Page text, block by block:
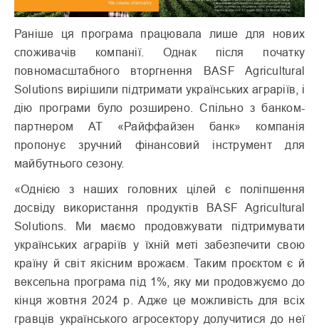
Раніше ця програма працювала лише для нових
споживачів компанії. Однак після початку
повномасштабного вторгнення BASF Agricultural
Solutions вирішили підтримати українських аграріїв, і
дію програми було розширено. Спільно з банком-
партнером АТ «Райффайзен банк» компанія
пропонує зручний фінансовий інструмент для
майбутнього сезону.
«Однією з наших головних цілей є поліпшення
досвіду використання продуктів BASF Agricultural
Solutions. Ми маємо продовжувати підтримувати
українських аграріїв у їхній меті забезпечити свою
країну й світ якісним врожаєм. Таким проєктом є й
вексельна програма під 1%, яку ми продовжуємо до
кінця жовтня 2024 р. Адже це можливість для всіх
гравців українського агросектору долучитися до неї